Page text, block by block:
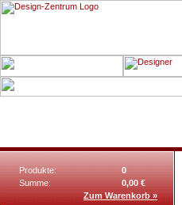
Produkte:
0
Summe:
0,00 €
Zum Warenkorb »